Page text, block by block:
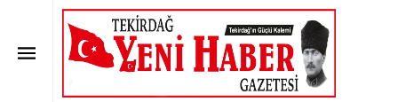
VELİMEŞE KÖPRÜLÜ KAVŞAĞIMIZ
ERGENE´MİZE HAYIRLI OLSUN!
» VELİMEŞE KÖPRÜLÜ KAVŞAĞIMIZ ERGENE´MİZE
HAYIRLI OLSUN!